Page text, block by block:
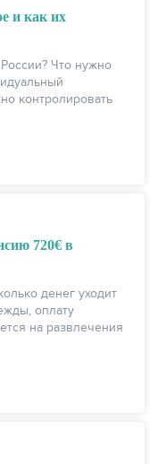
и как их
Что нужно
контролировать
720€ в
денег уходит
оплату
на развлечения